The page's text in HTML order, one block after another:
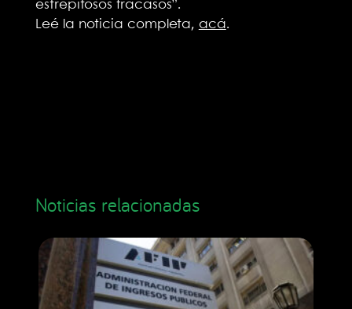
estrepitosos fracasos”.
Leé la noticia completa, acá.
Noticias relacionadas